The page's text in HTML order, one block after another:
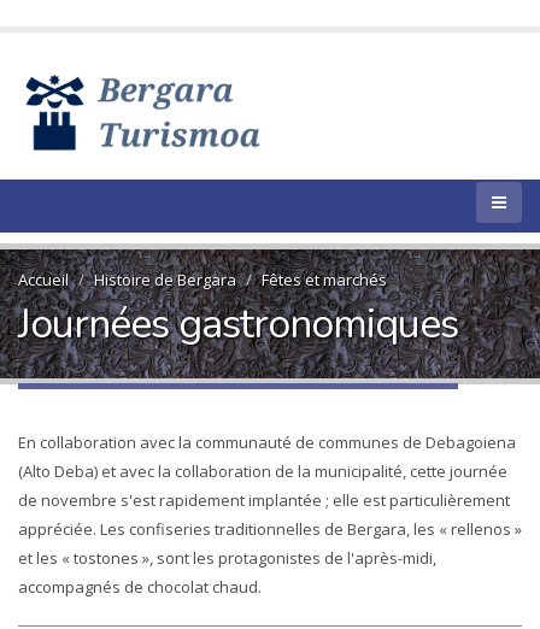
Accueil Histoire de Bergara Fêtes et marchés
Journées gastronomiques
En collaboration avec la communauté de communes de Debagoiena
(Alto Deba) et avec la collaboration de la municipalité, cette journée
de novembre s'est rapidement implantée ; elle est particulièrement
appréciée. Les confiseries traditionnelles de Bergara, les « rellenos »
et les « tostones », sont les protagonistes de l'après-midi,
accompagnés de chocolat chaud.